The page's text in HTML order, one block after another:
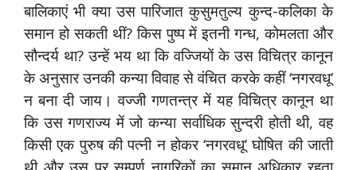
बालिकाएं भी क्या उस पारिजात कुसुमतुल्य कुन्द-कलिका के
समान हो सकती थीं? किस पुष्प में इतनी गन्ध, कोमलता और
सौन्दर्य था? उन्हें भय था कि वज्जियों के उस विचित्र कानून
के अनुसार उनकी कन्या विवाह से वंचित करके कहीं ‘नगरवधू’
न बना दी जाय। वज्जी गणतन्त्र में यह विचित्र कानून था
कि उस गणराज्य में जो कन्या सर्वाधिक सुन्दरी होती थी, वह
किसी एक पुरुष की पत्नी न होकर ‘नगरवधू’ घोषित की जाती